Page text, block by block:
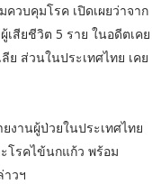
วบคุมโรค เปิดเผยว่าจาก
สียชีวิต 5 ราย ในอดีตเคย
ย ส่วนในประเทศไทย เคย
งานผู้ป่วยในประเทศไทย
โรคไข้นกแก้ว พร้อม
วฯ